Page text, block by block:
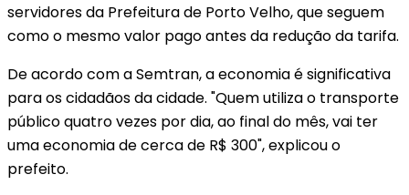
servidores da Prefeitura de Porto Velho, que seguem
como o mesmo valor pago antes da redução da tarifa.
De acordo com a Semtran, a economia é significativa
para os cidadãos da cidade. "Quem utiliza o transporte
público quatro vezes por dia, ao final do mês, vai ter
uma economia de cerca de R$ 300", explicou o
prefeito.